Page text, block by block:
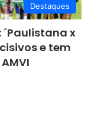
Destaques
´Paulistana x
e tem